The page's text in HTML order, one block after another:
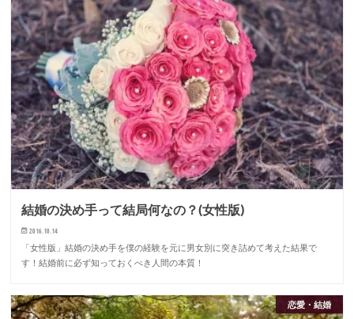
結婚の決め手って結局何なの？(女性版)
2016.10.14
「女性版」結婚の決め手を僕の経験を元に男女別に突き詰めて考えた結果で
す！結婚前に必ず知っておくべき人間の本質！
恋愛・結婚